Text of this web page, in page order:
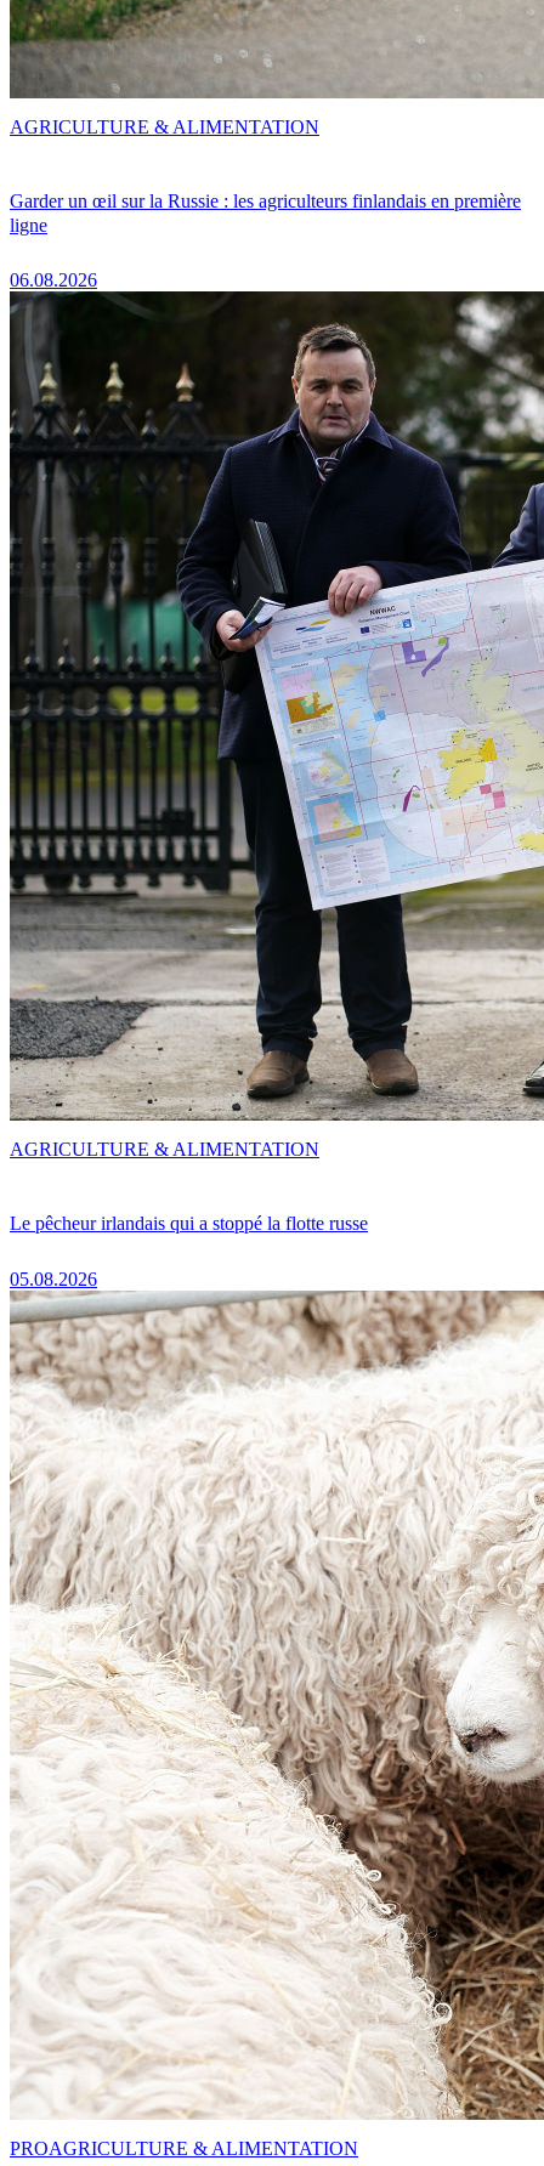
Garder un œil sur la Russie : les agriculteurs finlandais en première
ligne
06.08.2026
AGRICULTURE & ALIMENTATION
Le pêcheur irlandais qui a stoppé la flotte russe
05.08.2026
AGRICULTURE & ALIMENTATION
PROAGRICULTURE & ALIMENTATION